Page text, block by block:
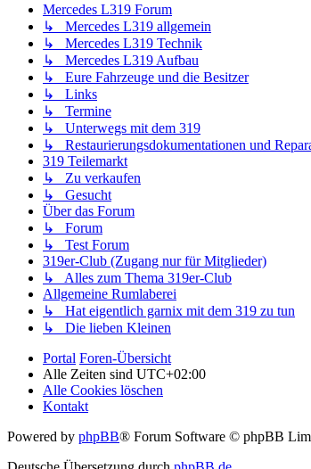
Mercedes L319 Forum
↳ Mercedes L319 allgemein
↳ Mercedes L319 Technik
↳ Mercedes L319 Aufbau
↳ Eure Fahrzeuge und die Besitzer
↳ Links
↳ Termine
↳ Unterwegs mit dem 319
↳ Restaurierungsdokumentationen und
319 Teilemarkt
↳ Zu verkaufen
↳ Gesucht
Über das Forum
↳ Forum
↳ Test Forum
319er-Club (Zugang nur für Mitglieder)
↳ Alles zum Thema 319er-Club
Allgemeine Rumlaberei
↳ Hat eigentlich garnix mit dem 319 zu tun
↳ Die lieben Kleinen
Portal Foren-Übersicht
Alle Zeiten sind UTC+02:00
Alle Cookies löschen
Kontakt
Powered by phpBB® Forum Software © phpBB